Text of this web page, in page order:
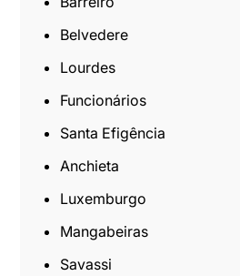
Belvedere
Lourdes
Funcionários
Santa Efigência
Anchieta
Luxemburgo
Mangabeiras
Savassi